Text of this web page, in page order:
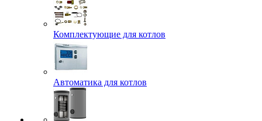
Комплектующие для котлов
Автоматика для котлов